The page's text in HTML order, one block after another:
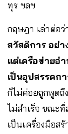
ทุร ฯลฯ
กฤษฎา เล่าต่อ
สวัสดิการ อย่
แต่เครือข่ายอ
เป็นอุปสรรคก
ก็ไม่ค่อยถูกพูด
ไม่สำเร็จ ขณะที่
เป็นเครื่องมือส